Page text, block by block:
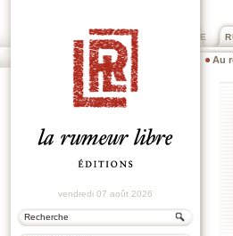
PRIX ROGER DEXTRE
Au
vendredi 07 août 2026